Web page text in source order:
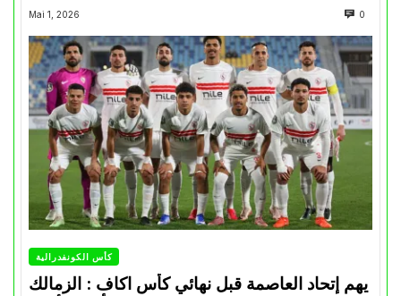
Mai 1, 2026 0
كأس الكونفدرالية
يهم إتحاد العاصمة قبل نهائي كأس اكاف : الزمالك